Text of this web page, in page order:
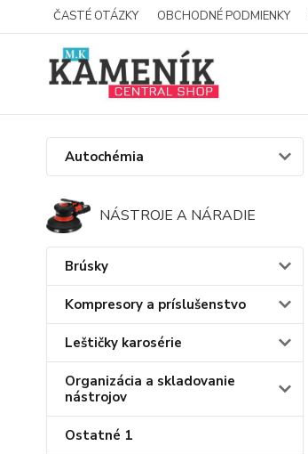
ČASTÉ OTÁZKY OBCHODNÉ PODMIENKY
Autochémia
NÁSTROJE A NÁRADIE
Brúsky
Kompresory a príslušenstvo
Leštičky karosérie
Organizácia a skladovanie
nástrojov
Ostatné 1